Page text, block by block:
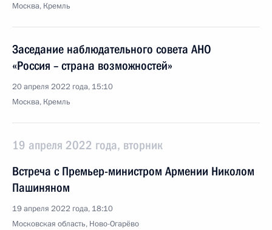
Москва, Кремль
Заседание наблюдательного совета АНО
«Россия – страна возможностей»
20 апреля 2022 года, 15:10
Москва, Кремль
19 апреля 2022 года, вторник
Встреча с Премьер-министром Армении Николом
Пашиняном
19 апреля 2022 года, 18:10
Московская область, Ново-Огарёво